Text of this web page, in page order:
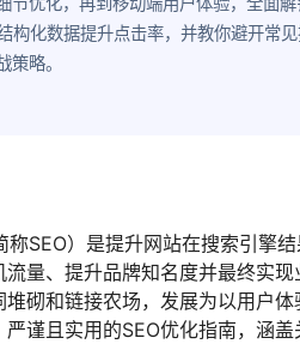
化数据提升点击率，并教你避开常
略。
SEO）是提升网站在搜索引擎
量、提升品牌知名度并最终实
砌和链接农场，发展为以用户
谨且实用的SEO优化指南，涵